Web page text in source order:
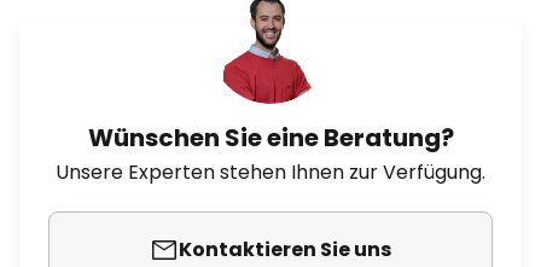
Wünschen Sie eine Beratung?
Unsere Experten stehen Ihnen zur Verfügung.
Kontaktieren Sie uns